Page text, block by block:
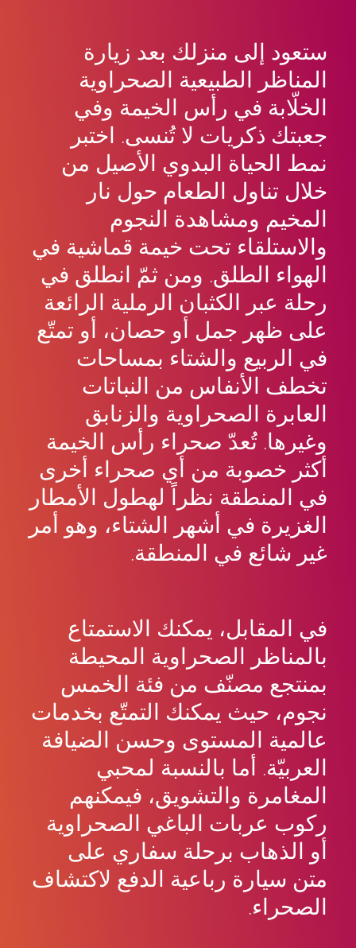
ستعود إلى منزلك بعد زيارة
المناظر الطبيعية الصحراوية
الخلّابة في رأس الخيمة وفي
جعبتك ذكريات لا تُنسى. اختبر
نمط الحياة البدوي الأصيل من
خلال تناول الطعام حول نار
المخيم ومشاهدة النجوم
والاستلقاء تحت خيمة قماشية في
الهواء الطلق. ومن ثمّ انطلق في
رحلة عبر الكثبان الرملية الرائعة
على ظهر جمل أو حصان، أو تمتّع
في الربيع والشتاء بمساحات
تخطف الأنفاس من النباتات
العابرة الصحراوية والزنابق
وغيرها. تُعدّ صحراء رأس الخيمة
أكثر خصوبة من أي صحراء أخرى
في المنطقة نظراً لهطول الأمطار
الغزيرة في أشهر الشتاء، وهو أمر
غير شائع في المنطقة.
في المقابل، يمكنك الاستمتاع
بالمناظر الصحراوية المحيطة
بمنتجع مصنّف من فئة الخمس
نجوم، حيث يمكنك التمتّع بخدمات
عالمية المستوى وحسن الضيافة
العربيّة. أما بالنسبة لمحبي
المغامرة والتشويق، فيمكنهم
ركوب عربات الباغي الصحراوية
أو الذهاب برحلة سفاري على
متن سيارة رباعية الدفع لاكتشاف
الصحراء.